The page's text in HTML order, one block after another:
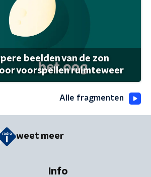
beelden van de zon
voorspellen ruimteweer
Alle fragmenten
weet meer
Info